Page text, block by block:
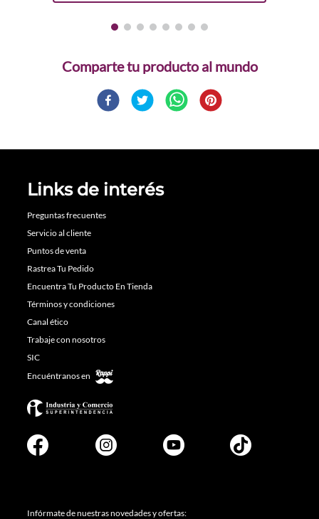
Comparte
Links de interés
Preguntas frecuentes
Servicio al cliente
Puntos de venta
Rastrea Tu Pedido
Encuentra Tu Producto En Tienda
Términos y condiciones
Canal ético
Trabaje con nosotros
SIC
Encuéntranos en
Infórmate de nuestras novedades y ofertas: